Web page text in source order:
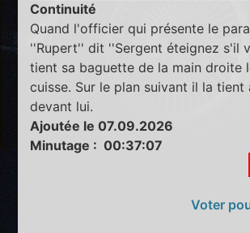
Continuité
Quand l'officier qui présente le
''Rupert'' dit ''Sergent éteignez s'il
tient sa baguette de la main droite
cuisse. Sur le plan suivant il la tient
devant lui.
Ajoutée le 07.09.2026
Minutage : 00:37:07
Voter